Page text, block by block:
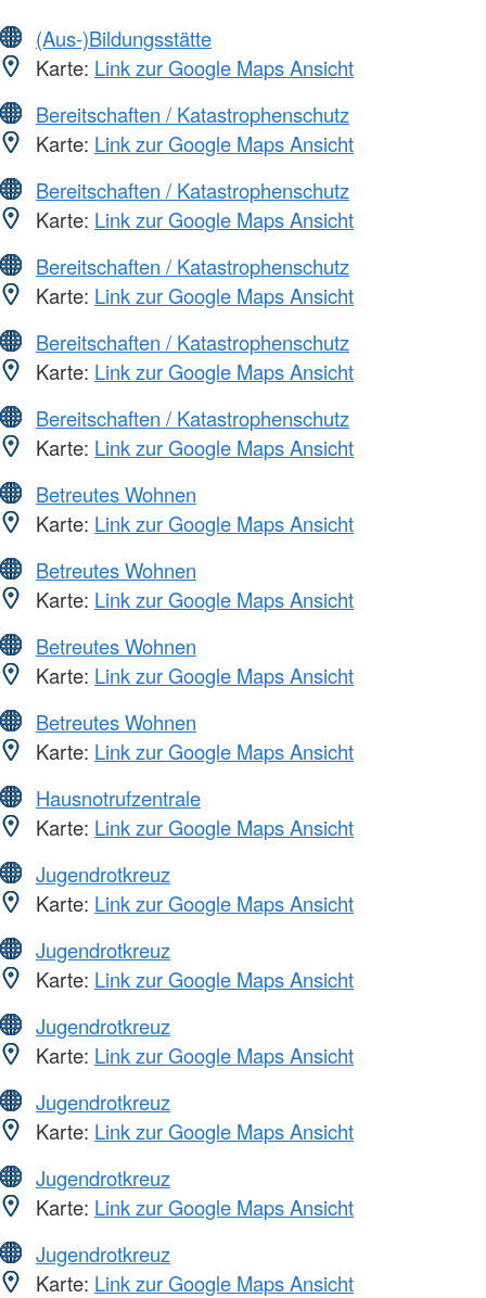
(Aus-)Bildungsstätte
Karte: Link zur Google Maps Ansicht
Bereitschaften / Katastrophenschutz
Karte: Link zur Google Maps Ansicht
Bereitschaften / Katastrophenschutz
Karte: Link zur Google Maps Ansicht
Bereitschaften / Katastrophenschutz
Karte: Link zur Google Maps Ansicht
Bereitschaften / Katastrophenschutz
Karte: Link zur Google Maps Ansicht
Bereitschaften / Katastrophenschutz
Karte: Link zur Google Maps Ansicht
Betreutes Wohnen
Karte: Link zur Google Maps Ansicht
Betreutes Wohnen
Karte: Link zur Google Maps Ansicht
Betreutes Wohnen
Karte: Link zur Google Maps Ansicht
Betreutes Wohnen
Karte: Link zur Google Maps Ansicht
Hausnotrufzentrale
Karte: Link zur Google Maps Ansicht
Jugendrotkreuz
Karte: Link zur Google Maps Ansicht
Jugendrotkreuz
Karte: Link zur Google Maps Ansicht
Jugendrotkreuz
Karte: Link zur Google Maps Ansicht
Jugendrotkreuz
Karte: Link zur Google Maps Ansicht
Jugendrotkreuz
Karte: Link zur Google Maps Ansicht
Jugendrotkreuz
Karte: Link zur Google Maps Ansicht